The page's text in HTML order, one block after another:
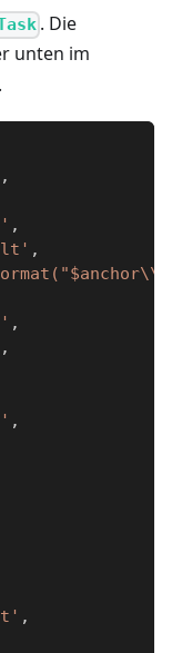
. Die
unten im
,
,
,
,
,
,
,